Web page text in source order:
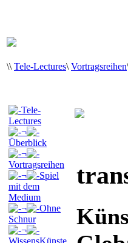
\\ Tele-Lectures\ Vortragsreihen
Tele-
Lectures
¬
Überblick
¬
Vortragsreihen
¬
Spiel
mit dem
Medium
¬
Ohne
Schnur
¬
WissensKünste